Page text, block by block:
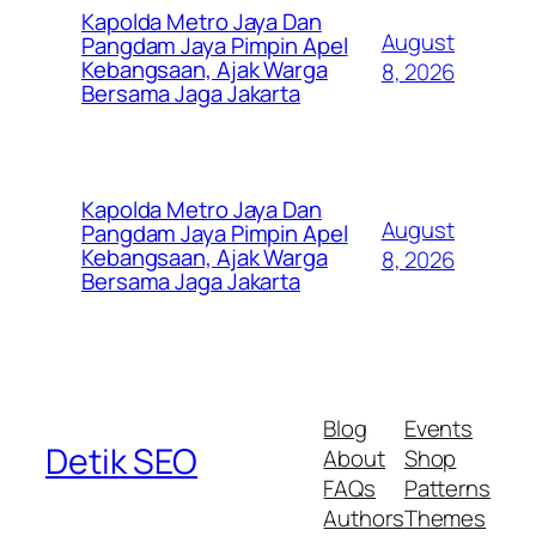
Kapolda Metro Jaya Dan
Pangdam Jaya Pimpin Apel
Kebangsaan, Ajak Warga
Bersama Jaga Jakarta
August
8, 2026
Kapolda Metro Jaya Dan
Pangdam Jaya Pimpin Apel
Kebangsaan, Ajak Warga
Bersama Jaga Jakarta
August
8, 2026
Detik SEO
Blog
About
FAQs
Authors
Events
Shop
Patterns
Themes